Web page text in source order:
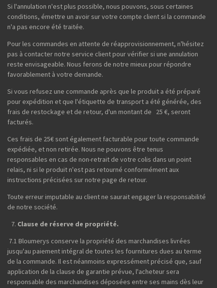
Si l'annulation n'est plus possible, nous pouvons, sous certaines
conditions, émettre un avoir sur votre compte client si la commande
n'a pas encore été traitée.
Pour les commandes en attente de réapprovisionnement, n'hésitez
pas à contacter notre service client pour vérifier si une annulation
reste envisageable. Nous ferons de notre mieux pour répondre
favorablement à votre demande.
Si vous refusez une commande après que le produit a été préparé
pour expédition et que l'étiquette de transport a été générée, des
frais de restockage et de retour, d'un montant de 25 €, seront
facturés.
Ces frais de 25€ sont également facturable pour toute commande
expédiée, et non retirée. Nous ne pouvons être tenus
responsables en cas de non-retrait de votre colis dans un point
relais, ni si le produit n'est pas retourné conformément aux
instructions précisées sur notre page de retour.
Toute erreur imputable au client ne saurait engager la responsabilité
de notre société.
Clause de réserve de propriété.
7.1 Bloumerys conserve la propriété des marchandises livrées
jusqu'au paiement intégral de toutes les fournitures dues au terme
de la commande. Il est néanmoins expressément précisé que, sauf
application de la clause de garantie prévue, l'acheteur sera
responsable des marchandises déposées entre ses mains dès leur